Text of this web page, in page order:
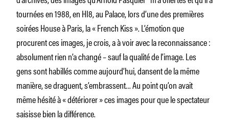
tournées en 1988, en HI8, au Palace, lors d’une des premières
soirées House à Paris, la « French Kiss ». L’émotion que
procurent ces images, je crois, a à voir avec la reconnaissance :
absolument rien n’a changé – sauf la qualité de l’image. Les
gens sont habillés comme aujourd’hui, dansent de la même
manière, se draguent, s’embrassent… Au point qu’on avait
même hésité à « détériorer » ces images pour que le spectateur
saisisse bien la différence.